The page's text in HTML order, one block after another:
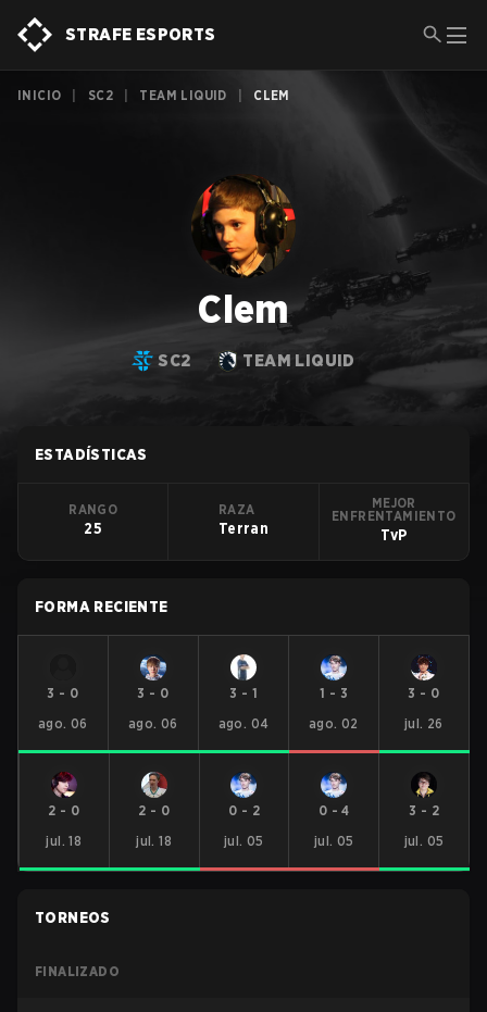
STRAFE ESPORTS
INICIO SC2 TEAM LIQUID CLEM
Clem
SC2 TEAM LIQUID
ESTADÍSTICAS
RANGO
25
RAZA
Terran
MEJOR
ENFRENTAMIENTO
TvP
FORMA RECIENTE
3 - 0
ago. 06
3 - 0
ago. 06
3 - 1
ago. 04
1 - 3
ago. 02
3 - 0
jul. 26
2 - 0
jul. 18
2 - 0
jul. 18
0 - 2
jul. 05
0 -4
jul. 05
3 - 2
jul. 05
TORNEOS
FINALIZADO